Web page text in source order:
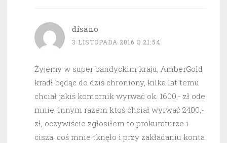
disano
3 LISTOPADA 2016 O 21:54
Żyjemy w super bandyckim kraju, AmberGold
kradł będąc do dziś chroniony, kilka lat temu
chciał jakiś komornik wyrwać ok. 1600,- zł ode
mnie, innym razem ktoś chciał wyrwać 2400,-
zł, oczywiście zgłosiłem to prokuraturze i
cisza, coś mnie tknęło i przy zakładaniu konta